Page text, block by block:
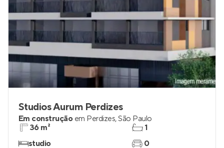
Studios Aurum Perdizes
Em construção em Perdizes,São Paulo
36 m²
studio
1
0